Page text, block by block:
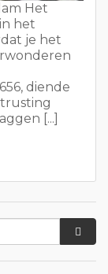
Het
het
je het
diende
[...]